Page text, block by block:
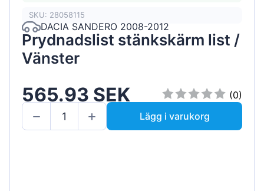
SKU: 28058115
DACIA SANDERO 2008-2012
Prydnadslist stänkskärm list /
Vänster
565.93 SEK
(0)
Lägg i varukorg